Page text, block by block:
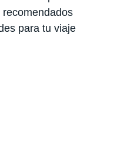
recomendados
para tu viaje